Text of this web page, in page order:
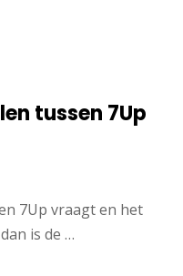
tussen 7Up
7Up vraagt en het
is de …